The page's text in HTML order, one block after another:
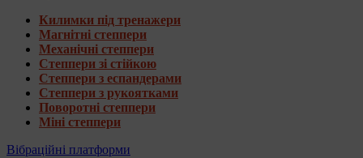
Килимки під тренажери
Магнітні степпери
Механічні степпери
Степпери зі стійкою
Степпери з еспандерами
Степпери з рукоятками
Поворотні степпери
Міні степпери
Вібраційні платформи